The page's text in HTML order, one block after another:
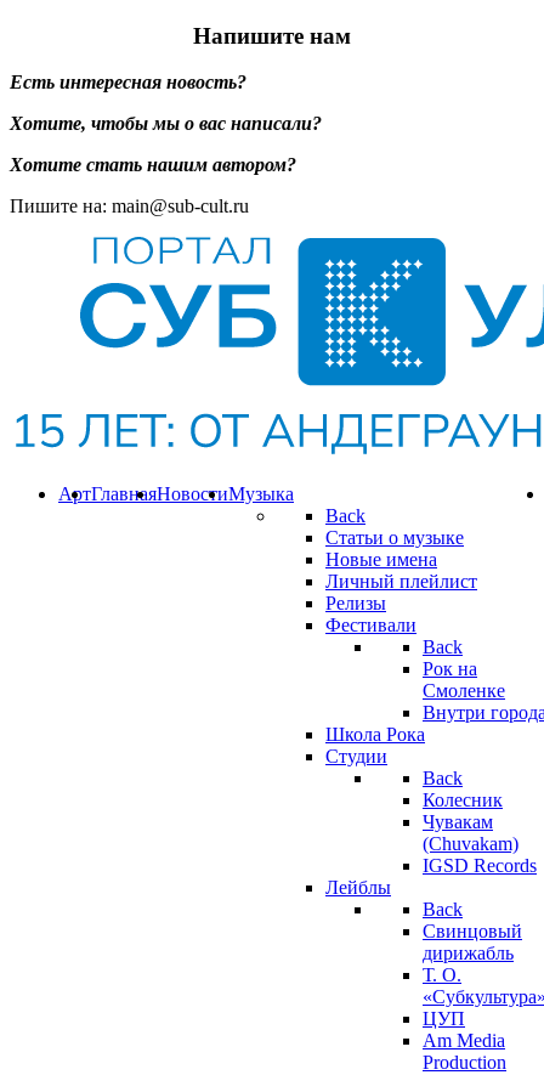
Напишите нам
Есть интересная новость?
Хотите, чтобы мы о вас написали?
Хотите стать нашим автором?
Пишите на: main@sub-cult.ru
Музыка
Back
Статьи о музыке
Новые имена
Личный плейлист
Релизы
Фестивали
Back
Рок на
Смоленке
Внутри
Школа Рока
Студии
Back
Колесник
Чувакам
(Chuvakam)
IGSD Records
Лейблы
Back
Свинцовый
дирижабль
Т. О.
ЦУП
Am Media
Production
Новости
Главная
Арт